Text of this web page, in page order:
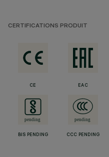
CERTIFICATIONS PRODUIT
CE EAC
BIS PENDING CCC PENDING